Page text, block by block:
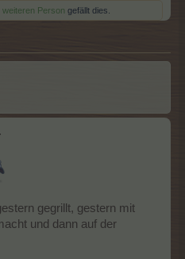
weiteren Person gefällt dies.
gegrillt, gestern mit
und dann auf der